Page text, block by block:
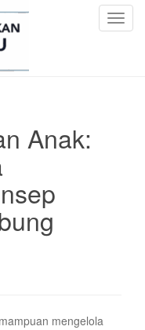
T
Anak:
mengelola